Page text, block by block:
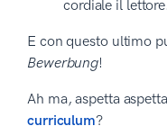
cordiale il lettore.
E con questo ultimo
Bewerbung!
Ah ma, aspetta
curriculum?